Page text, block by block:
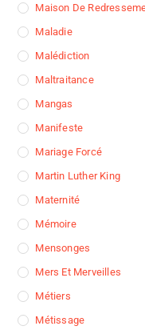
Maison De
Maladie
Malédiction
Maltraitance
Mangas
Manifeste
Mariage Forcé
Martin Luther King
Maternité
Mémoire
Mensonges
Mers Et Merveilles
Métiers
Métissage